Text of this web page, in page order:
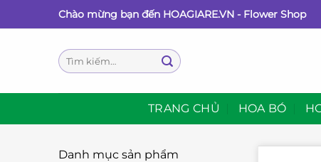
qua
Chào mừng bạn đến HOAGIARE.VN - Flower Shop
Tìm
kiếm:
TRANG CHỦ HOA BÓ
Danh mục sản phẩm